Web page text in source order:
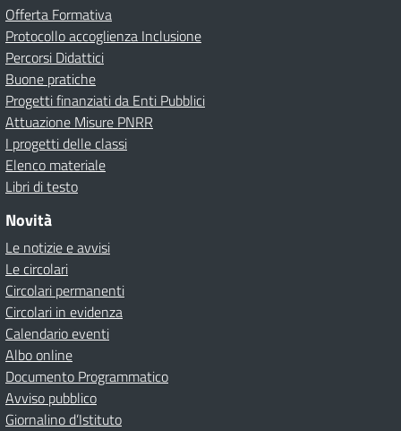
Offerta Formativa
Protocollo accoglienza Inclusione
Percorsi Didattici
Buone pratiche
Progetti finanziati da Enti Pubblici
Attuazione Misure PNRR
I progetti delle classi
Elenco materiale
Libri di testo
Novità
Le notizie e avvisi
Le circolari
Circolari permanenti
Circolari in evidenza
Calendario eventi
Albo online
Documento Programmatico
Avviso pubblico
Giornalino d’Istituto